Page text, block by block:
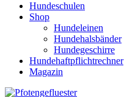
Hundeschulen
Shop
Hundeleinen
Hundehalsbänder
Hundegeschirre
Hundehaftpflichtrechner
Magazin